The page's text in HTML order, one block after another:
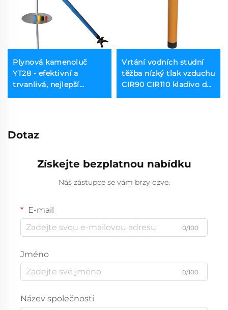
Plynová kamenoluč
YT28 - efektivní a
trvanlivá, nejlepší
vybavení pro stavbu
Vrtání vodních studní
těžba nízký tlak vzduchu
CIR90 CIR110 kladivo do
vrtného otvoru (DTH)
Dotaz
Získejte bezplatnou nabídku
Náš zástupce se vám brzy ozve.
E-mail
0/100
Jméno
0/100
Název společnosti